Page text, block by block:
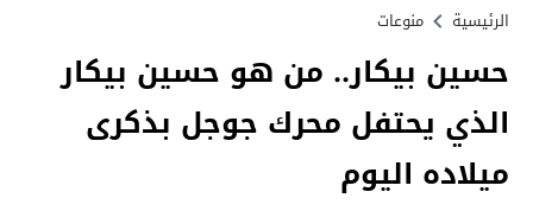
الرئيسية منوعات
حسين بيكار.. من هو حسين بيكار
الذي يحتفل محرك جوجل بذكرى
ميلاده اليوم